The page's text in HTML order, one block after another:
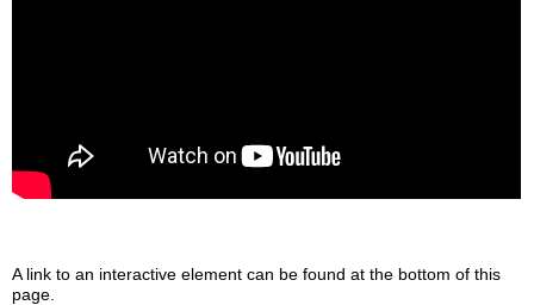
A link to an interactive element can be found at the bottom of this
page.